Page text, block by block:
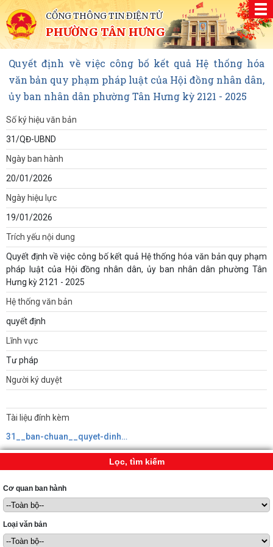
CỔNG THÔNG TIN ĐIỆN TỬ
PHƯỜNG TÂN HƯNG
Quyết định về việc công bố kết quả Hệ thống hóa
văn bản quy phạm pháp luật của Hội đồng nhân dân,
ủy ban nhân dân phường Tân Hưng kỳ 2121 - 2025
Số ký hiệu văn bản
31/QĐ-UBND
Ngày ban hành
20/01/2026
Ngày hiệu lực
19/01/2026
Trích yếu nội dung
Quyết định về việc công bố kết quả Hệ thống hóa văn bản quy phạm
pháp luật của Hội đồng nhân dân, ủy ban nhân dân phường Tân
Hưng kỳ 2121 - 2025
Hệ thống văn bản
quyết định
Lĩnh vực
Tư pháp
Người ký duyệt
Tài liệu đính kèm
31__ban-chuan__quyet-dinh-he-thong-hoa-van-ban-qppl-ky-2021-2025.signed639165296942145062.pdf
Lọc, tìm kiếm
Cơ quan ban hành
Loại văn bản